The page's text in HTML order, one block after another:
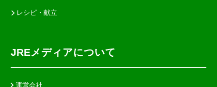
レシピ・献立
JREメディアについて
運営会社